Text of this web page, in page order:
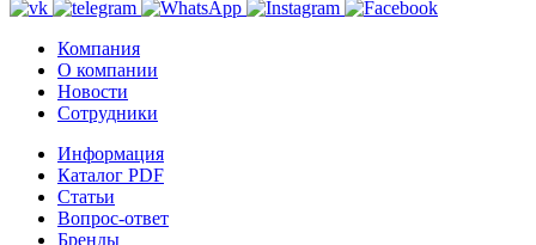
Компания
О компании
Новости
Сотрудники
Информация
Каталог PDF
Статьи
Вопрос-ответ
Бренды